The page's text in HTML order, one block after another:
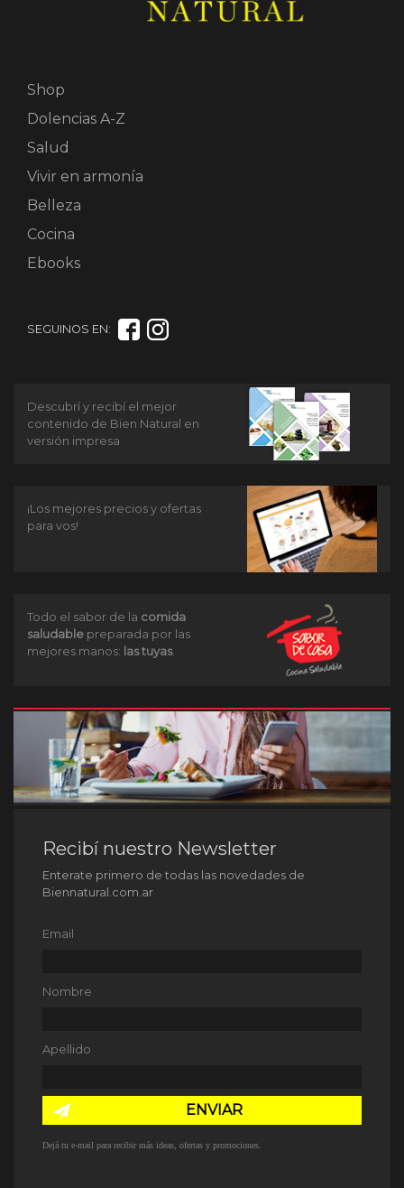
Shop
Dolencias A-Z
Salud
Vivir en armonía
Belleza
Cocina
Ebooks
SEGUINOS EN:
Descubrí y recibí el mejor
contenido de Bien Natural en
versión impresa
¡Los mejores precios y ofertas
para vos!
Todo el sabor de la comida
saludable preparada por las
mejores manos: las tuyas.
Recibí nuestro Newsletter
Enterate primero de todas las novedades de
Biennatural.com.ar
Email
Nombre
Apellido
ENVIAR
Dejá tu e-mail para recibir más ideas, ofertas y promociones.